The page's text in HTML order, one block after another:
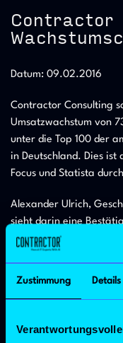
Zustimmung Details
Datum: 09.02.2016
Contractor Consulting
Umsatzwachstum von
unter die Top 100 der
in Deutschland. Dies
Focus und Statista
Alexander Ulrich,
sieht darin eine
Premium Beratung im
setzt. „Als Newcomer
aufgenommen zu
in der